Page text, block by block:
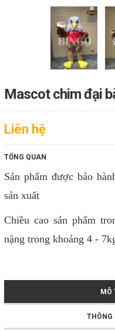
Mascot chim đại
Liên hệ
TỔNG QUAN
Sản phẩm được bảo
sản xuất
Chiều cao sản phẩm
nặng trong khoảng 4 -
MÔ
THÔNG